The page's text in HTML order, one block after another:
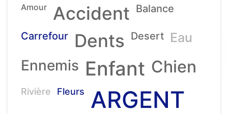
Amour Accident Balance
Carrefour Dents Desert Eau
Ennemis Enfant Chien
Rivière Fleurs ARGENT